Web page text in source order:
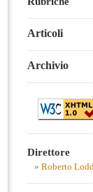
Articoli
Archivio
Direttore
Roberto